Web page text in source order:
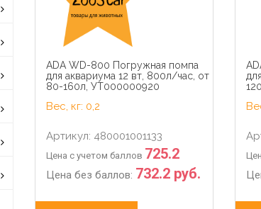
ADA WD-800 Погружная помпа
для аквариума 12 вт, 800л/час, от
80-160л, УТ000000920
Вес, кг: 0,2
Артикул: 480001001133
Цена с учетом баллов 725.2
Цена без баллов: 732.2 руб.